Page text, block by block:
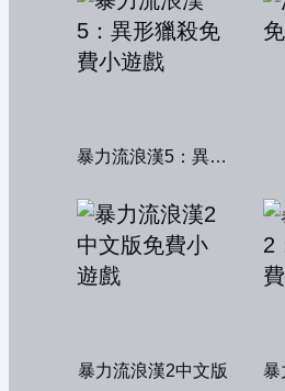
暴力流浪漢5：異形獵殺
暴力流浪漢2中文版